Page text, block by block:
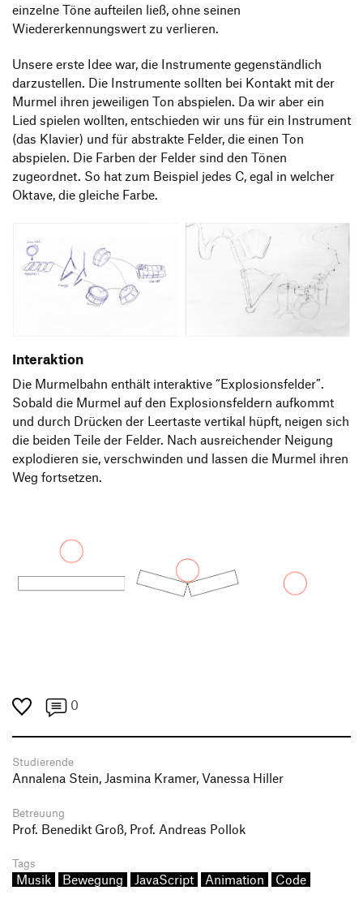
einzelne Töne aufteilen ließ, ohne seinen
Wiedererkennungswert zu verlieren.
Unsere erste Idee war, die Instrumente gegenständlich
darzustellen. Die Instrumente sollten bei Kontakt mit der
Murmel ihren jeweiligen Ton abspielen. Da wir aber ein
Lied spielen wollten, entschieden wir uns für ein Instrument
(das Klavier) und für abstrakte Felder, die einen Ton
abspielen. Die Farben der Felder sind den Tönen
zugeordnet. So hat zum Beispiel jedes C, egal in welcher
Oktave, die gleiche Farbe.
Interaktion
Die Murmelbahn enthält interaktive “Explosionsfelder”.
Sobald die Murmel auf den Explosionsfeldern aufkommt
und durch Drücken der Leertaste vertikal hüpft, neigen sich
die beiden Teile der Felder. Nach ausreichender Neigung
explodieren sie, verschwinden und lassen die Murmel ihren
Weg fortsetzen.
0
Studierende
Annalena Stein, Jasmina Kramer, Vanessa Hiller
Betreuung
Prof. Benedikt Groß, Prof. Andreas Pollok
Tags
Musik Bewegung JavaScript Animation Code